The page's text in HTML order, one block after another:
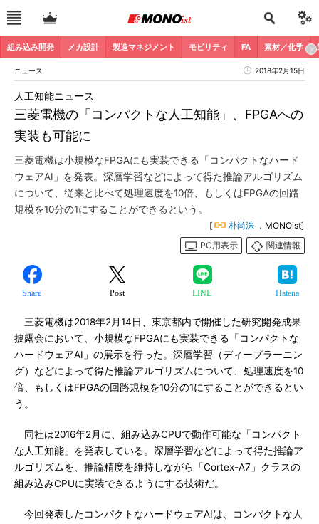
組み込み開発 メカ設計 製造マネジメント モビリティ FA 素材／化学
ニュース 2018年2月15日
三菱電機の「コンパクトな人工知能」、FPGAへの
実装も可能に
人工知能ニュース
三菱電機は小規模なFPGAにも実装できる「コンパクトなハード
ウェアAI」を発表。深層学習などによって得た推論アルゴリズム
について、従来と比べて処理速度を10倍、もしくはFPGAの回路
規模を10分の1にすることができるという。
[ 朴尚洙 ，MONOist]
PC用表示
関連情報
Share Post LINE Hatena
三菱電機は2018年2月14日、東京都内で開催した研究開発成果
披露会において、小規模なFPGAにも実装できる「コンパクトな
ハードウェアAI」の展示を行った。深層学習（ディープラーニン
グ）などによって得た推論アルゴリズムについて、処理速度を10
倍、もしくはFPGAの回路規模を10分の1にすることができるとい
う。
同社は2016年2月に、組み込みCPUで動作可能な「コンパクト
な人工知能」を発表している。深層学習などによって得た推論ア
ルゴリズムを、推論精度を維持しながら「Cortex-A7」クラスの
組み込みCPUに実装できるようにする技術だ。
今回発表したコンパクトなハードウェアAIは、コンパクトな人